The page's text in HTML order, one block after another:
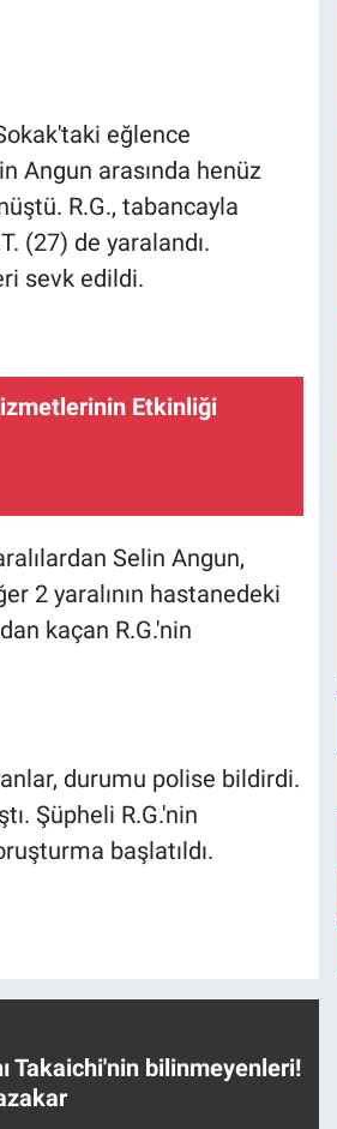
eğlence
Angun arasında henüz
R.G., tabancayla
(27) de yaralandı.
sevk edildi.
Etkinliği
Selin Angun,
2 yaralının hastanedeki
kaçan R.G.'nin
durumu polise bildirdi.
Şüpheli R.G.'nin
başlatıldı.
Takaichi'nin bilinmeyenleri!